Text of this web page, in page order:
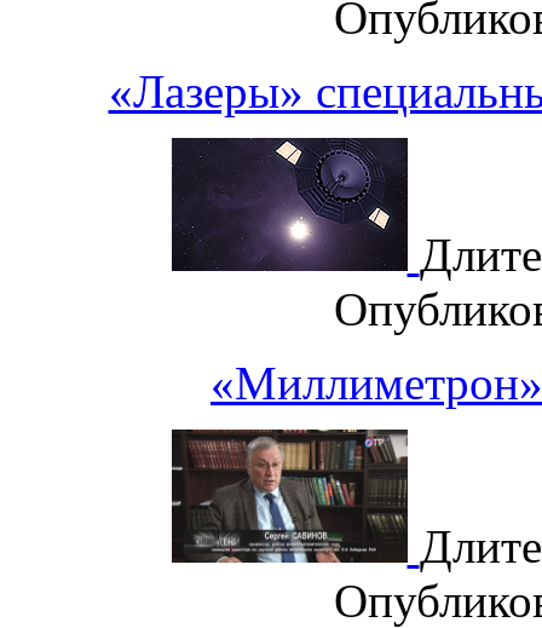
«Лазеры»